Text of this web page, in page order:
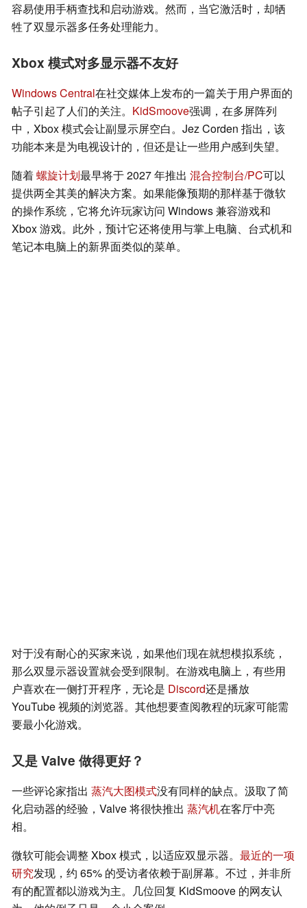
容易使用手柄查找和启动游戏。然而，当它激活时，却牺
牲了双显示器多任务处理能力。
Xbox 模式对多显示器不友好
Windows Central在社交媒体上发布的一篇关于用户界面的
帖子引起了人们的关注。 KidSmoove强调，在多屏阵列
中，Xbox 模式会让副显示屏空白。Jez Corden 指出，该
功能本来是为电视设计的，但还是让一些用户感到失望。
随着螺旋计划最早将于 2027 年推出 混合控制台/PC可以
提供两全其美的解决方案。如果能像预期的那样基于微软
的操作系统，它将允许玩家访问 Windows 兼容游戏和
Xbox 游戏。此外，预计它还将使用与掌上电脑、台式机和
笔记本电脑上的新界面类似的菜单。
对于没有耐心的买家来说，如果他们现在就想模拟系统，
那么双显示器设置就会受到限制。在游戏电脑上，有些用
户喜欢在一侧打开程序，无论是 Discord还是播放
YouTube 视频的浏览器。其他想要查阅教程的玩家可能需
要最小化游戏。
又是 Valve 做得更好？
一些评论家指出 蒸汽大图模式没有同样的缺点。汲取了简
化启动器的经验，Valve 将很快推出 蒸汽机在客厅中亮
相。
微软可能会调整 Xbox 模式，以适应双显示器。 最近的一项
研究发现，约 65% 的受访者依赖于副屏幕。不过，并非所
有的配置都以游戏为主。几位回复 KidSmoove 的网友认